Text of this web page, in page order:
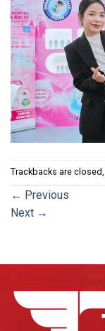
Trackbacks are
← Previous
Next →